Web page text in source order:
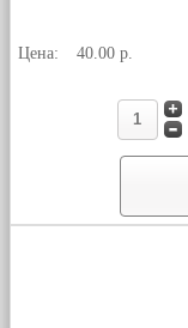
Цена: 40.00 р.